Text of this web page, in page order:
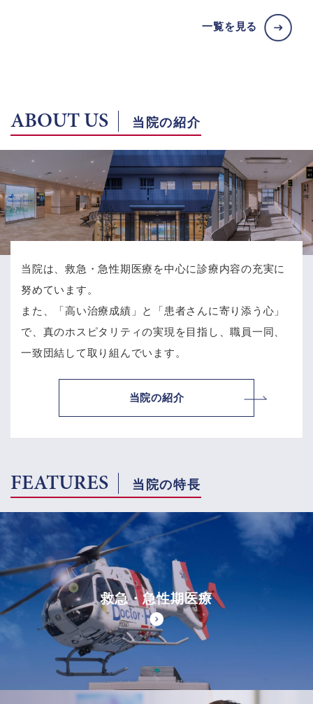
一覧を見る
ABOUT US 当院の紹介
当院は、救急・急性期医療を中心に診療内容の充実に
努めています。
また、「高い治療成績」と「患者さんに寄り添う心」
で、 真のホスピタリティの実現を目指し、職員一同、
一致団結して取り組んでいます。
当院の紹介
FEATURES 当院の特長
救急・急性期医療